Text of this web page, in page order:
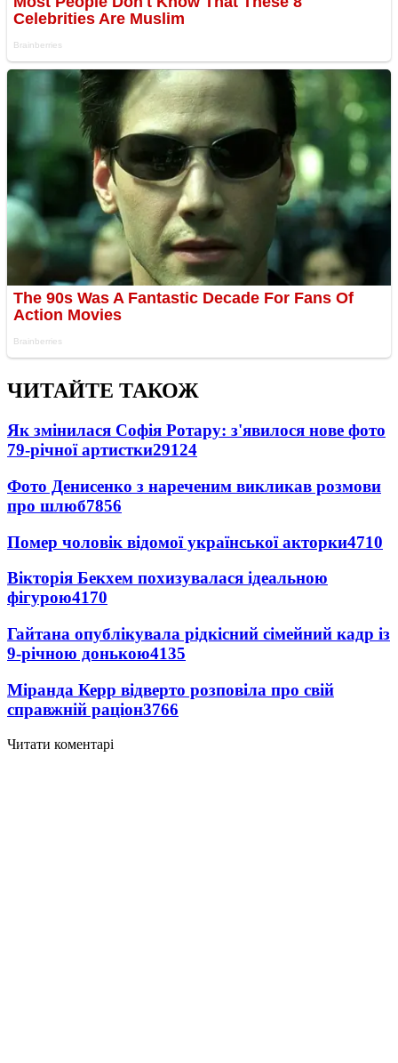
ЧИТАЙТЕ ТАКОЖ
Як змінилася Софія Ротару: з'явилося нове фото
79-річної артистки29124
Фото Денисенко з нареченим викликав розмови
про шлюб7856
Помер чоловік відомої української акторки4710
Вікторія Бекхем похизувалася ідеальною
фігурою4170
Гайтана опублікувала рідкісний сімейний кадр із
9-річною донькою4135
Міранда Керр відверто розповіла про свій
справжній раціон3766
Читати коментарі